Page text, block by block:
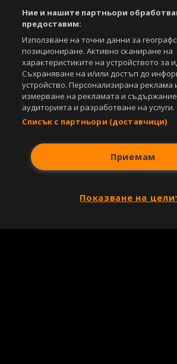
Ние и нашите партньори
предоставим:
Използване на точни данни за
позициониране. Активно сканиране на
характеристиките на устройството за
Съхраняване на и/или достъп до
устройство. Персонализирана
измерване на рекламата и
аудиторията и разработване на услуги.
Списък с партньори (доставчици)
Приемам
Показване на